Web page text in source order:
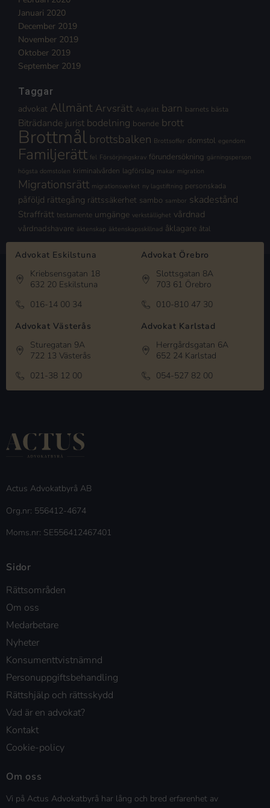
Januari 2020
December 2019
November 2019
Oktober 2019
September 2019
Taggar
advokat Allmänt Arvsrätt Asylrätt barn barnets bästa
Biträdande jurist bodelning boende brott
Brottmålbrottsbalken Brottsoffer domstol egendom
Familjerätt fel Försörjningskrav förundersökning gärningsperson
högsta domstolen kriminalvården lagförslag makar migration
Migrationsrätt migrationsverket ny lagstiftning personskada
påföljd rättegång rättssäkerhet sambo sambor skadestånd
Straffrätt testamente umgänge verkställighet vårdnad
vårdnadshavare äktenskap äktenskapsskillnad åklagare åtal
Advokat Eskilstuna
Kriebsensgatan 18
632 20 Eskilstuna
016-14 00 34
Advokat Örebro
Slottsgatan 8A
703 61 Örebro
010-810 47 30
Advokat Västerås
Sturegatan 9A
722 13 Västerås
021-38 12 00
Advokat Karlstad
Herrgårdsgatan 6A
652 24 Karlstad
054-527 82 00
Actus Advokatbyrå AB
Org.nr: 556412-4674
Moms.nr: SE556412467401
Sidor
Rättsområden
Om oss
Medarbetare
Nyheter
Konsumenttvistnämnd
Personuppgiftsbehandling
Rättshjälp och rättsskydd
Vad är en advokat?
Kontakt
Cookie-policy
Om oss
Vi på Actus Advokatbyrå har lång och bred erfarenhet av